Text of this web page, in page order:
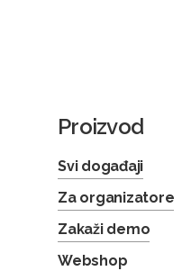
Proizvod
Svi događaji
Za organizatore
Zakaži demo
Webshop